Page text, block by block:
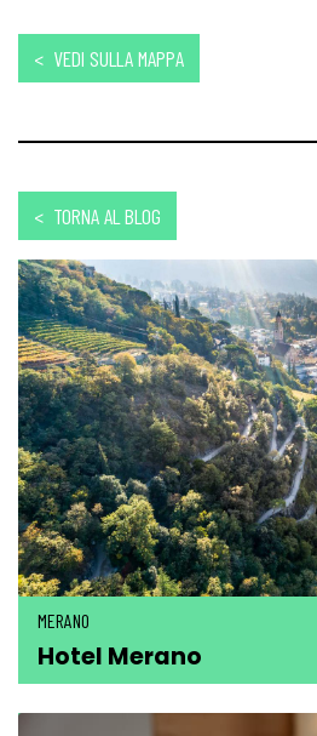
< VEDI SULLA MAPPA
< TORNA AL BLOG
MERANO
Hotel Merano